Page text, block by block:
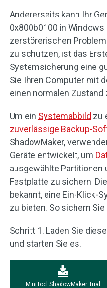
Andererseits kann Ihr
0x800b0100 in
zerstörerischen
zu schützen, ist das
Systemsicherung eine
Sie Ihren Computer mit
einen normalen
Um ein Systemabbild zu
zuverlässige Backup-
ShadowMaker,
Geräte entwickelt, um
ausgewählte Partitionen
Festplatte zu sichern.
bekannt, eine Ein-Klick-
zu bieten. So sichern
Schritt 1. Laden Sie
und starten Sie es.
MiniTool ShadowMaker Trial